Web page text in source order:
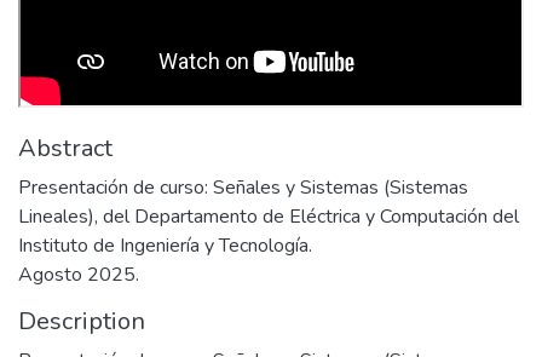
Abstract
Presentación de curso: Señales y Sistemas (Sistemas
Lineales), del Departamento de Eléctrica y Computación del
Instituto de Ingeniería y Tecnología.
Agosto 2025.
Description